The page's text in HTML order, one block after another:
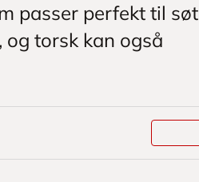
passer perfekt til søt
og torsk kan også